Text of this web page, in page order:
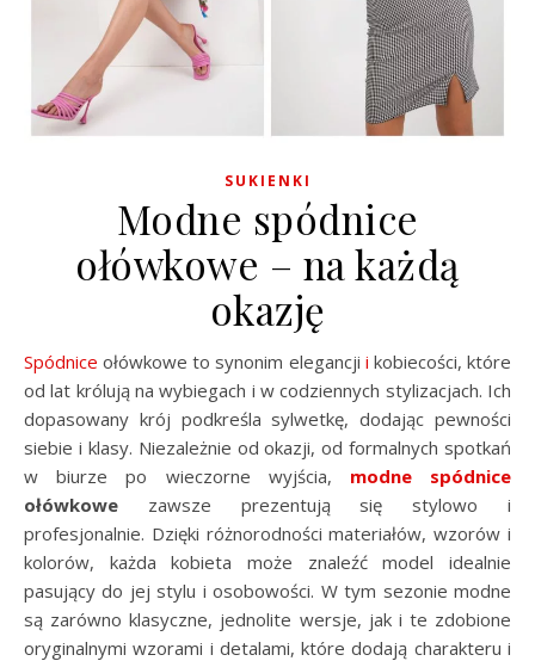
SUKIENKI
Modne spódnice
ołówkowe – na każdą
okazję
Spódnice ołówkowe to synonim elegancji i kobiecości, które
od lat królują na wybiegach i w codziennych stylizacjach. Ich
dopasowany krój podkreśla sylwetkę, dodając pewności
siebie i klasy. Niezależnie od okazji, od formalnych spotkań
w biurze po wieczorne wyjścia, modne spódnice
ołówkowe zawsze prezentują się stylowo i
profesjonalnie. Dzięki różnorodności materiałów, wzorów i
kolorów, każda kobieta może znaleźć model idealnie
pasujący do jej stylu i osobowości. W tym sezonie modne
są zarówno klasyczne, jednolite wersje, jak i te zdobione
oryginalnymi wzorami i detalami, które dodają charakteru i